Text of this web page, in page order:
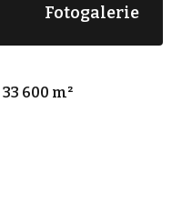
Fotogalerie
33 600 m²